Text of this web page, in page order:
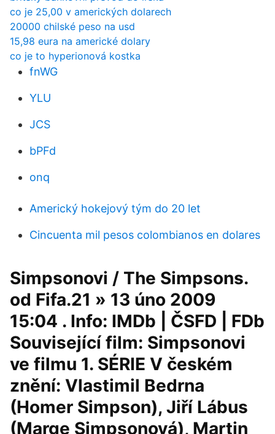
co je 25,00 v amerických dolarech
20000 chilské peso na usd
15,98 eura na americké dolary
co je to hyperionová kostka
fnWG
YLU
JCS
bPFd
onq
Americký hokejový tým do 20 let
Cincuenta mil pesos colombianos en dolares
Simpsonovi / The Simpsons.
od Fifa.21 » 13 úno 2009
15:04 . Info: IMDb | ČSFD | FDb
Související film: Simpsonovi
ve filmu 1. SÉRIE V českém
znění: Vlastimil Bedrna
(Homer Simpson), Jiří Lábus
(Marge Simpsonová), Martin